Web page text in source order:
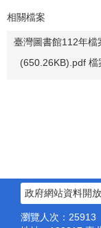
相關檔案
臺灣圖書館112年檔
(650.26KB).pdf 檔
政府網站資料開
瀏覽人次： 25913